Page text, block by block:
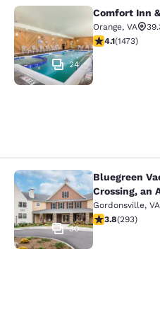
Comfort Inn &
24
Comfort Inn
Orange, VA
calificación de
4.1(1473)
Bluegreen
30
Bluegreen
Crossing, an
Gordonsville, VA
calificación de
3.8(293)